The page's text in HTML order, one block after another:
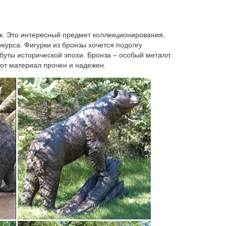
современное производство.Галерея символов.
(Бронза-Белое, Серебро). Вазоны.
оловянные солдатики, шкатулки Палех,
статуэтки собак.
Это интересный предмет коллекционирования,
Фигурки из бронзы хочется подолгу
исторической эпохи. Бронза – особый металл:
материал прочен и надежен.